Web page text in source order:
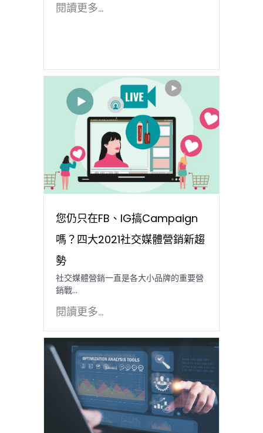
閱讀更多...
您仍只在FB、IG搞Campaign
嗎？四大2021社交媒體營銷新趨
勢
社交媒體營銷一直是各大小品牌的重要營
銷戰...
閱讀更多...